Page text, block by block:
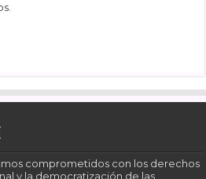
comprometidos con los derechos
y la democratización de las